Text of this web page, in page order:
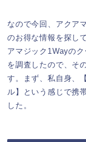
なので今回、アクア
のお得な情報を探し
アマジック1Wayの
を調査したので、そ
す。まず、私自身、
ル】という感じで携
した。